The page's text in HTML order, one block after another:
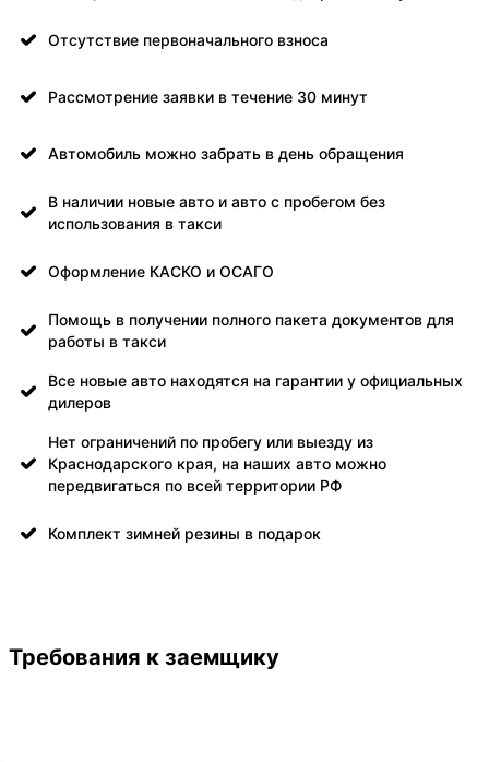
Отсутствие первоначального взноса
Рассмотрение заявки в течение 30 минут
Автомобиль можно забрать в день обращения
В наличии новые авто и авто с пробегом без
использования в такси
Оформление КАСКО и ОСАГО
Помощь в получении полного пакета документов для
работы в такси
Все новые авто находятся на гарантии у официальных
дилеров
Нет ограничений по пробегу или выезду из
Краснодарского края, на наших авто можно
передвигаться по всей территории РФ
Комплект зимней резины в подарок
Требования к заемщику